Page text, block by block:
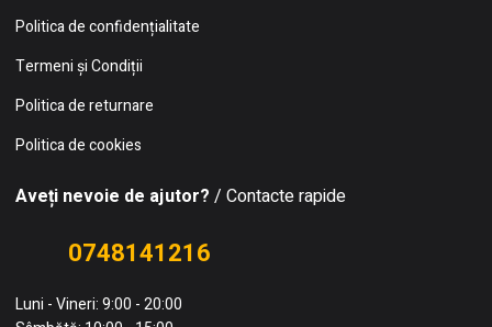
Politica de confidențialitate
Termeni și Condiții
Politica de returnare
Politica de cookies
Aveți nevoie de ajutor? / Contacte rapide
0748141216
Luni - Vineri: 9:00 - 20:00